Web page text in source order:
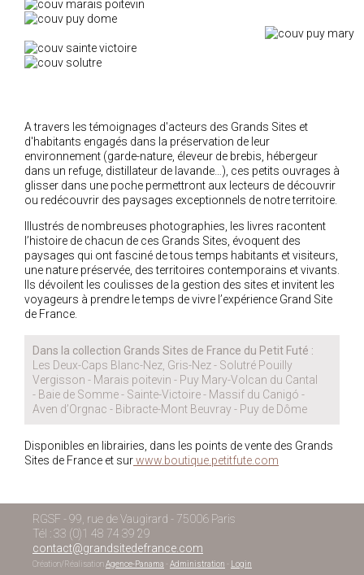
A travers les témoignages d'acteurs des Grands Sites et
d'habitants engagés dans la préservation de leur
environnement (garde-nature, éleveur de brebis, hébergeur
dans un refuge, distillateur de lavande…), ces petits ouvrages à
glisser dans une poche permettront aux lecteurs de découvrir
ou redécouvrir des paysages exceptionnels de notre territoire.
Illustrés de nombreuses photographies, les livres racontent
l’histoire de chacun de ces Grands Sites, évoquent des
paysages qui ont fasciné de tous temps habitants et visiteurs,
une nature préservée, des territoires contemporains et vivants.
Ils dévoilent les coulisses de la gestion des sites et invitent les
voyageurs à prendre le temps de vivre l’expérience Grand Site
de France.
Dans la collection Grands Sites de France du Petit Futé :
Les Deux-Caps Blanc-Nez, Gris-Nez - Solutré Pouilly
Vergisson - Marais poitevin - Puy Mary-Volcan du Cantal
- Baie de Somme - Sainte-Victoire - Massif du Canigó -
Aven d’Orgnac - Bibracte-Mont Beuvray - Puy de Dôme
Disponibles en librairies, dans les points de vente des Grands
Sites de France et surwww.boutique.petitfute.com
RGSF - 99, rue de Vaugirard - 75006 Paris
Tél : 33 (0)1 48 74 39 29
contact@grandsitedefrance.com
Création/RéalisationAgence-Panama - Administration - Login